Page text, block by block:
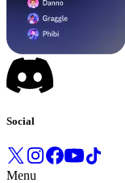
Social
Menu